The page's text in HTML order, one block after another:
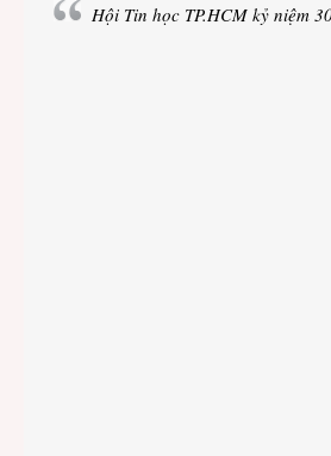
Hội Tin học TP.HCM kỷ niệm